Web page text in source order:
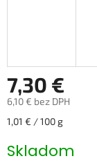
7,30 €
6,10 € bez DPH
Jednotková
1,01 € / 100 g
Skladom